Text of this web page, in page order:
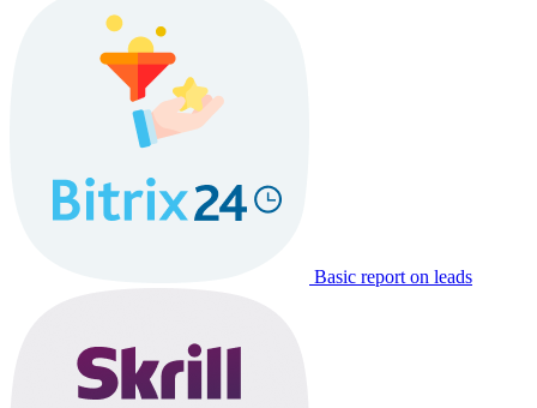
Basic report on leads